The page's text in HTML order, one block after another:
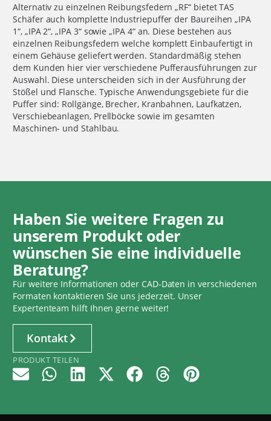
Alternativ zu einzelnen Reibungsfedern „RF“ bietet TAS
Schäfer auch komplette Industriepuffer der Baureihen „IPA
1“, „IPA 2“, „IPA 3“ sowie „IPA 4“ an. Diese bestehen aus
einzelnen Reibungsfedern welche komplett Einbaufertigt in
einem Gehäuse geliefert werden. Standardmäßig stehen
dem Kunden hier vier verschiedene Pufferausführungen zur
Auswahl. Diese unterscheiden sich in der Ausführung der
Stößel und Flansche. Typische Anwendungsgebiete für die
Puffer sind: Rollgänge, Brecher, Kranbahnen, Laufkatzen,
Verschiebeanlagen, Prellböcke sowie im gesamten
Maschinen- und Stahlbau.
Haben Sie weitere Fragen zu
unserem Produkt oder
wünschen Sie eine individuelle
Beratung?
Für weitere Informationen oder CAD-Daten in verschiedenen
Formaten kontaktieren Sie uns jederzeit. Unser
Expertenteam hilft Ihnen gerne weiter!
Kontakt
PRODUKT TEILEN